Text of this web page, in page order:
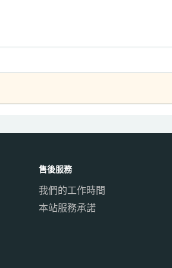
售後服務
我們的工作時間
本站服務承諾